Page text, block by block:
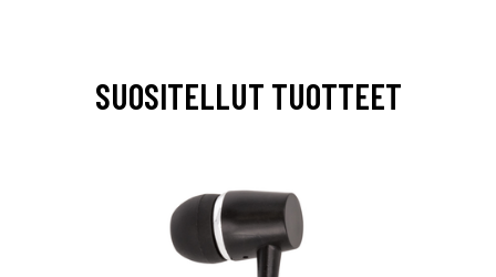
SUOSITELLUT TUOTTEET